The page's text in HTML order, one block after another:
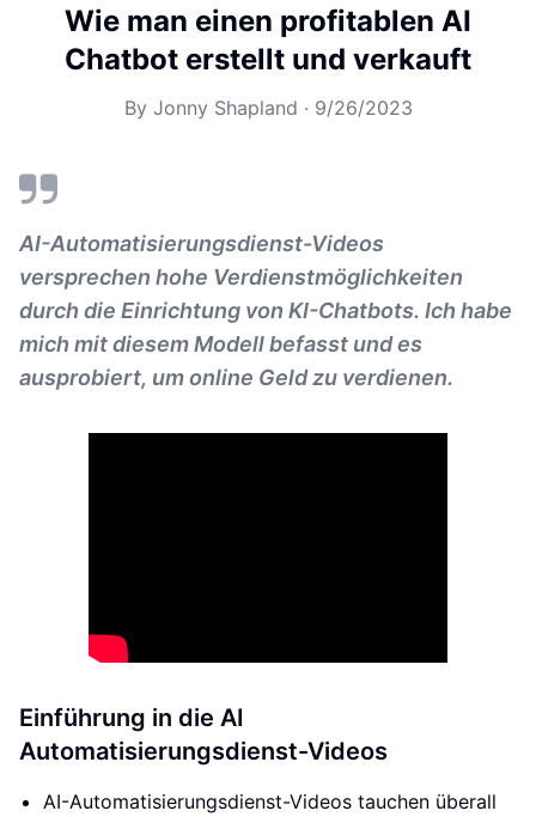
Wie man einen profitablen AI
Chatbot erstellt und verkauft
By Jonny Shapland · 9/26/2023
AI-Automatisierungsdienst-Videos
versprechen hohe Verdienstmöglichkeiten
durch die Einrichtung von KI-Chatbots. Ich habe
mich mit diesem Modell befasst und es
ausprobiert, um online Geld zu verdienen.
Einführung in die AI
Automatisierungsdienst-Videos
AI-Automatisierungsdienst-Videos tauchen überall